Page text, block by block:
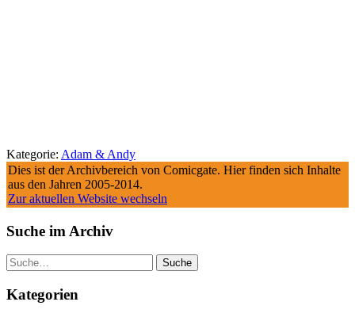
Kategorie: Adam & Andy
Dies ist der Archivbereich von Comicgate. Hier finden sich Inhalte
aus den Jahren 2005-2014.
Zur aktuellen Website wechseln
Suche im Archiv
Suche
Kategorien